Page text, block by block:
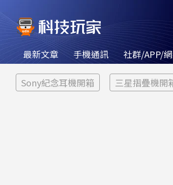
最新文章 手機通訊 社群/APP/
Sony紀念耳機開箱 三星摺疊機開